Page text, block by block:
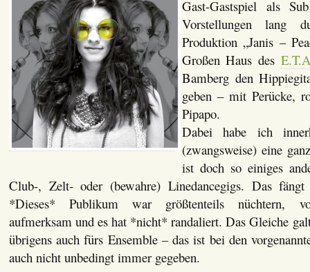
Gast-Gastspiel als
Vorstellungen lang
Produktion „Janis –
Großen Haus des
Bamberg den
geben – mit Perücke,
Pipapo.
Dabei habe ich
(zwangsweise) eine
ist doch so einiges
Club-, Zelt- oder (bewahre) Linedancegigs. Das
*Dieses* Publikum war größtenteils nüchtern,
aufmerksam und es hat *nicht* randaliert. Das Gleiche
übrigens auch fürs Ensemble – das ist bei den
auch nicht unbedingt immer gegeben.